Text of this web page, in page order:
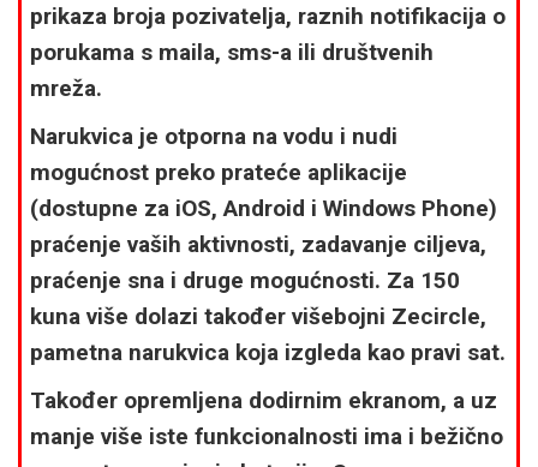
prikaza broja pozivatelja, raznih notifikacija o
porukama s maila, sms-a ili društvenih
mreža.
Narukvica je otporna na vodu i nudi
mogućnost preko prateće aplikacije
(dostupne za iOS, Android i Windows Phone)
praćenje vaših aktivnosti, zadavanje ciljeva,
praćenje sna i druge mogućnosti. Za 150
kuna više dolazi također višebojni Zecircle,
pametna narukvica koja izgleda kao pravi sat.
Također opremljena dodirnim ekranom, a uz
manje više iste funkcionalnosti ima i bežično